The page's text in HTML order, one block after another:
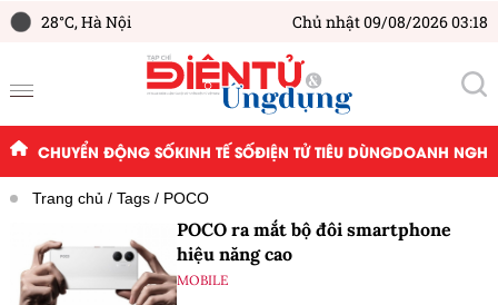
28°C,Hà Nội Chủ nhật 09/08/2026 03:18
CHUYỂN ĐỘNG SỐKINH TẾ SỐĐIỆN TỬ TIÊU DÙNGDOANH
Trang chủ Tags POCO
POCO ra mắt bộ đôi smartphone
hiệu năng cao
MOBILE